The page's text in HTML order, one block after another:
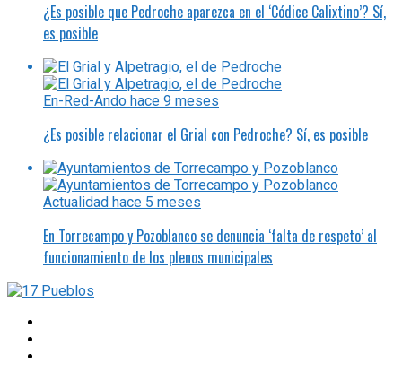
¿Es posible que Pedroche aparezca en el ‘Códice Calixtino’? Sí,
es posible
En-Red-Ando hace 9 meses
¿Es posible relacionar el Grial con Pedroche? Sí, es posible
Actualidad hace 5 meses
En Torrecampo y Pozoblanco se denuncia ‘falta de respeto’ al
funcionamiento de los plenos municipales